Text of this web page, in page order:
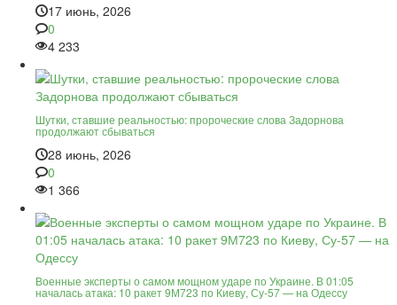
17 июнь, 2026
0
4 233
Шутки, ставшие реальностью: пророческие слова Задорнова
продолжают сбываться
28 июнь, 2026
0
1 366
Военные эксперты о самом мощном ударе по Украине. В 01:05
началась атака: 10 ракет 9М723 по Киеву, Су-57 — на Одессу